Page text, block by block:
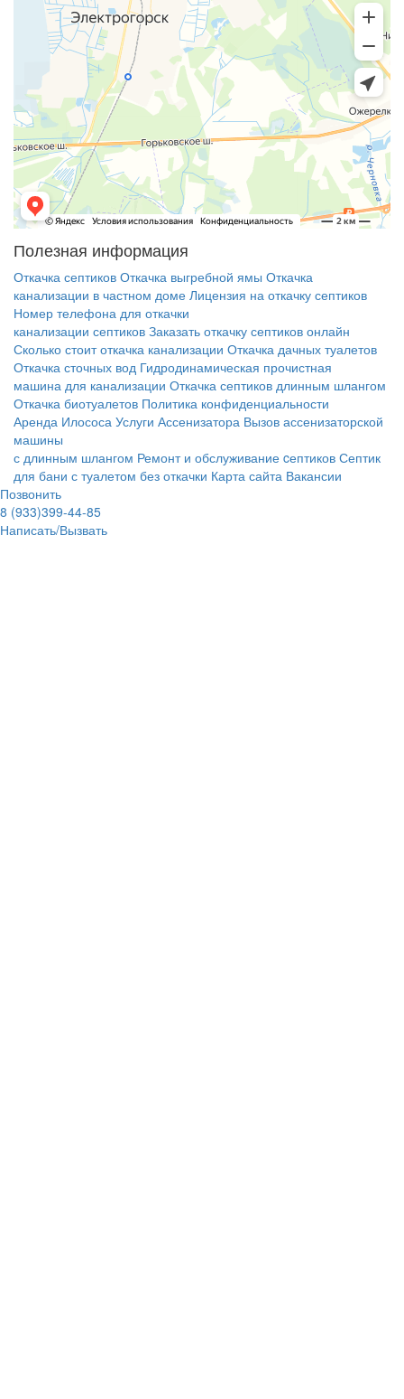
Полезная информация
Откачка септиков Откачка выгребной ямы Откачка
канализации в частном доме Лицензия на откачку септиков
Номер телефона для откачки
канализации септиков Заказать откачку септиков онлайн
Сколько стоит откачка канализации Откачка дачных туалетов
Откачка сточных вод Гидродинамическая прочистная
машина для канализации Откачка септиков длинным шлангом
Откачка биотуалетов Политика конфиденциальности
Аренда Илососа Услуги Ассенизатора Вызов ассенизаторской
машины
с длинным шлангом Ремонт и обслуживание cептиков Септик
для бани с туалетом без откачки Карта сайта Вакансии
Позвонить
8 (933)399-44-85
Написать/Вызвать